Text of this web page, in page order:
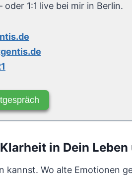
oder 1:1 live bei mir in Berlin.
in Dein
kannst. Wo alte Emotionen